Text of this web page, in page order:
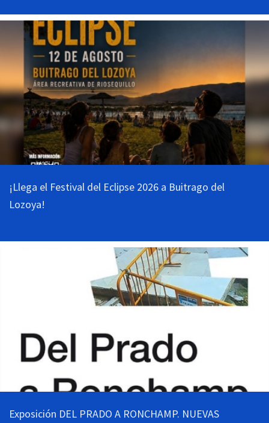
¡Llega el Festival del Eclipse 2026 a Buitrago del
Lozoya!
Exposición DEL PRADO A RONCHAMP. NUEVAS